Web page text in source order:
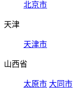
北京市
天津
天津市
山西省
太原市 大同市